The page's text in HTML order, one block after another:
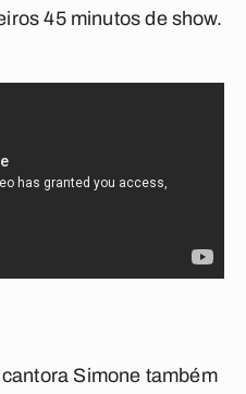
45 minutos de show.
Simone também